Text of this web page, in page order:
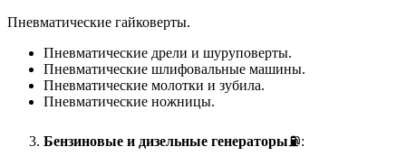
Пневматические гайковерты.
Пневматические дрели и шуруповерты.
Пневматические шлифовальные машины.
Пневматические молотки и зубила.
Пневматические ножницы.
Бензиновые и дизельные генераторы⛽: